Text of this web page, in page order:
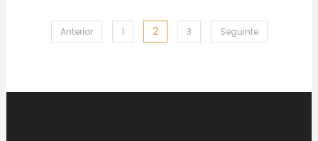
Paginação
conteúdos
Anterior 1 2 3 Seguinte